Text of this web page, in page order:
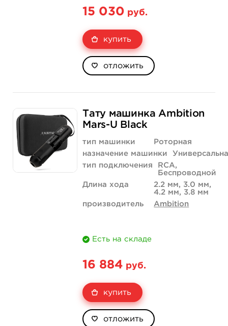
15 030 руб.
купить
отложить
Тату машинка Ambition
Mars-U Black
тип машинки
Роторная
назначение машинки
тип подключения
RCA,
Беспроводной
Длина хода
2.2 мм, 3.0 мм,
4.2 мм, 3.8 мм
производитель
Ambition
Есть на складе
16 884 руб.
купить
отложить